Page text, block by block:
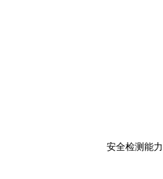
安全检测能